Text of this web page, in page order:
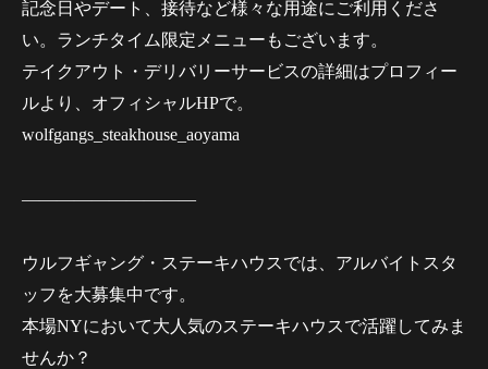
記念日やデート、接待など様々な用途にご利用くださ
い。ランチタイム限定メニューもございます。
テイクアウト・デリバリーサービスの詳細はプロフィー
ルより、オフィシャルHPで。
wolfgangs_steakhouse_aoyama
——————————
ウルフギャング・ステーキハウスでは、アルバイトスタ
ッフを大募集中です。
本場NYにおいて大人気のステーキハウスで活躍してみま
せんか？